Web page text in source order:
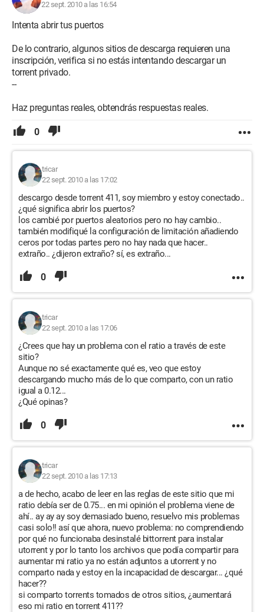
22 sept. 2010 a las 16:54
Intenta abrir tus puertos
De lo contrario, algunos sitios de descarga requieren una
inscripción, verifica si no estás intentando descargar un
torrent privado.
--
Haz preguntas reales, obtendrás respuestas reales.
0
tricar
22 sept. 2010 a las 17:02
descargo desde torrent 411, soy miembro y estoy conectado..
¿qué significa abrir los puertos?
los cambié por puertos aleatorios pero no hay cambio..
también modifiqué la configuración de limitación añadiendo
ceros por todas partes pero no hay nada que hacer..
extraño.. ¿dijeron extraño? sí, es extraño...
0
tricar
22 sept. 2010 a las 17:06
¿Crees que hay un problema con el ratio a través de este
sitio?
Aunque no sé exactamente qué es, veo que estoy
descargando mucho más de lo que comparto, con un ratio
igual a 0.12...
¿Qué opinas?
0
tricar
22 sept. 2010 a las 17:13
a de hecho, acabo de leer en las reglas de este sitio que mi
ratio debía ser de 0.75... en mi opinión el problema viene de
ahí.. ay ay ay soy demasiado bueno, resuelvo mis problemas
casi solo!! así que ahora, nuevo problema: no comprendiendo
por qué no funcionaba desinstalé bittorrent para instalar
utorrent y por lo tanto los archivos que podía compartir para
aumentar mi ratio ya no están adjuntos a utorrent y no
comparto nada y estoy en la incapacidad de descargar... ¿qué
hacer??
si comparto torrents tomados de otros sitios, ¿aumentará
eso mi ratio en torrent 411??